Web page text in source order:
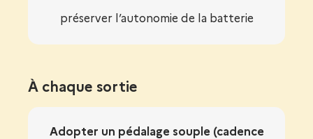
préserver l’autonomie de la batterie
À chaque sortie
Adopter un pédalage souple (cadence